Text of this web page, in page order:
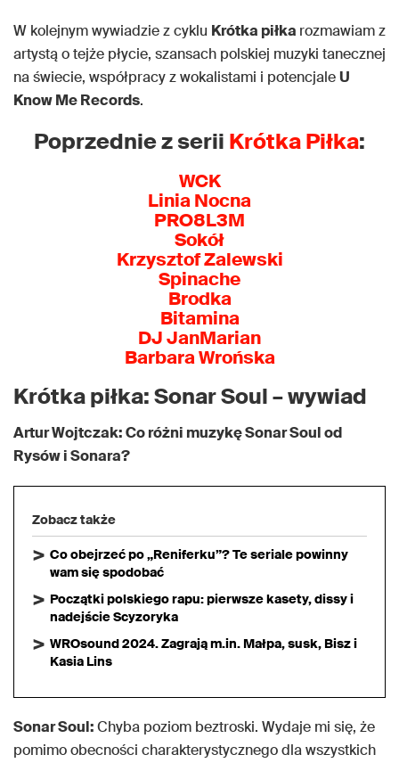
W kolejnym wywiadzie z cyklu Krótka piłka rozmawiam z
artystą o tejże płycie, szansach polskiej muzyki tanecznej
na świecie, współpracy z wokalistami i potencjaleU
Know Me Records.
Poprzednie z serii Krótka Piłka:
WCK
Linia Nocna
PRO8L3M
Sokół
Krzysztof Zalewski
Spinache
Brodka
Bitamina
DJ JanMarian
Barbara Wrońska
Krótka piłka: Sonar Soul – wywiad
Artur Wojtczak: Co różni muzykę Sonar Soul od
Rysów i Sonara?
Zobacz także
Co obejrzeć po „Reniferku”? Te seriale powinny
wam się spodobać
Początki polskiego rapu: pierwsze kasety, dissy i
nadejście Scyzoryka
WROsound 2024. Zagrają m.in. Małpa, susk, Bisz i
Kasia Lins
Sonar Soul:Chyba poziom beztroski. Wydaje mi się, że
pomimo obecności charakterystycznego dla wszystkich